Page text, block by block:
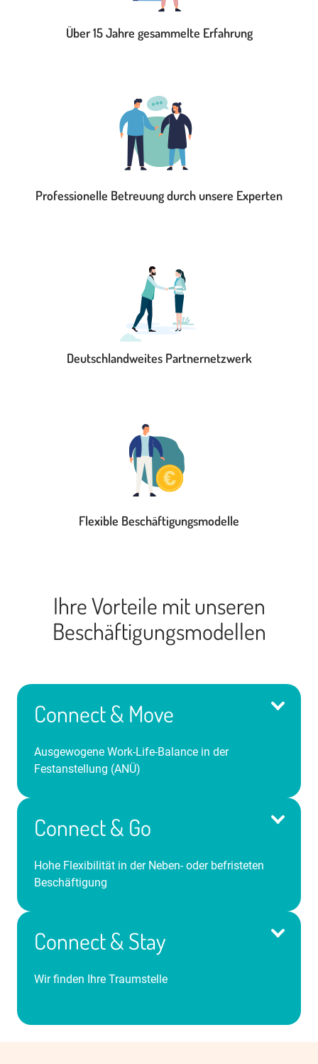
Über 15 Jahre gesammelte Erfahrung
Professionelle Betreuung durch unsere Experten
Deutschlandweites Partnernetzwerk
Flexible Beschäftigungsmodelle
Ihre Vorteile mit unseren
Beschäftigungsmodellen
Connect & Move
Ausgewogene Work-Life-Balance in der
Festanstellung (ANÜ)
Abwechslungsreiche Einsätze unter
Hervorragender Verdienst & Vorteile des iGZ-Tarifs
Unbefristeter Arbeitsvertrag
Exzellente übertarifliche Dienstzuschläge
Connect & Go
Hohe Flexibilität in der Neben- oder befristeten
Beschäftigung
Connect & Stay
Wir finden Ihre Traumstelle